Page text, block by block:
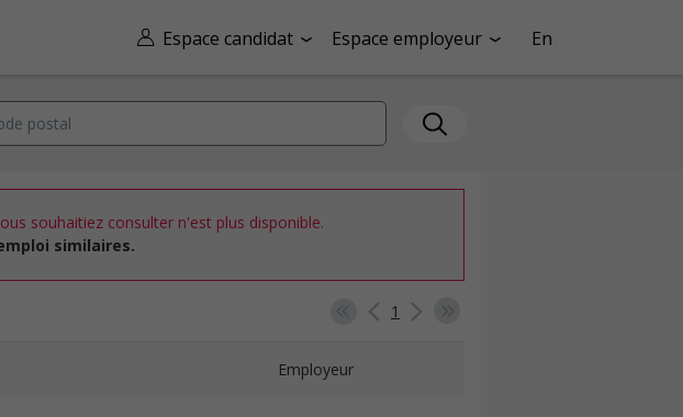
Espace candidat Espace employeur En
souhaitiez consulter n'est plus disponible.
similaires.
1
Employeur